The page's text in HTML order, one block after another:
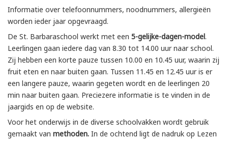
Informatie over telefoonnummers, noodnummers, allergieën
worden ieder jaar opgevraagd.
De St. Barbaraschool werkt met een 5-gelijke-dagen-model.
Leerlingen gaan iedere dag van 8.30 tot 14.00 uur naar school.
Zij hebben een korte pauze tussen 10.00 en 10.45 uur, waarin zij
fruit eten en naar buiten gaan. Tussen 11.45 en 12.45 uur is er
een langere pauze, waarin gegeten wordt en de leerlingen 20
min naar buiten gaan. Preciezere informatie is te vinden in de
jaargids en op de website.
Voor het onderwijs in de diverse schoolvakken wordt gebruik
gemaakt van methoden. In de ochtend ligt de nadruk op Lezen